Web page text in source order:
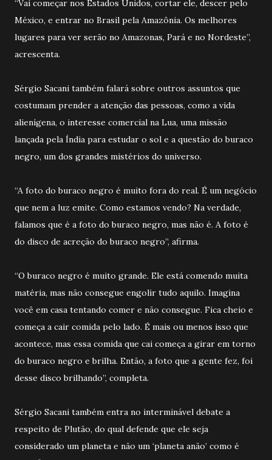
“Vai começar nos Estados Unidos, cortar ele, descer pelo
México, e entrar no Brasil pela Amazônia. Os melhores
lugares para ver serão no Amazonas, Pará e no Nordeste”,
acrescenta.
Sérgio Sacani também falará sobre outros assuntos que
costumam prender a atenção das pessoas, como a vida
alienígena, o interesse comercial na Lua, uma missão
lançada pela Índia para estudar o sol e a questão do buraco
negro, um dos grandes mistérios do universo.
“A foto do buraco negro é muito fora do real. É um negócio
que nem a luz emite. Como estamos vendo? Na verdade,
falamos que é a foto do buraco negro, mas não é. A foto é
do disco de acreção do buraco negro”, afirma.
“O buraco negro é muito grande. Ele está comendo muita
matéria, mas não consegue engolir tudo aquilo. Imagina
você em casa tentando comer e não consegue. Fica cheio e
começa a cair comida pelo lado. É mais ou menos isso que
acontece, mas essa comida que cai começa a girar em torno
do buraco negro e brilha. Então, a foto que a gente fez, foi
desse disco brilhando”, completa.
Sérgio Sacani também entra no interminável debate a
respeito de Plutão, do qual defende que ele seja
considerado um planeta e não um ‘planeta anão’ como é